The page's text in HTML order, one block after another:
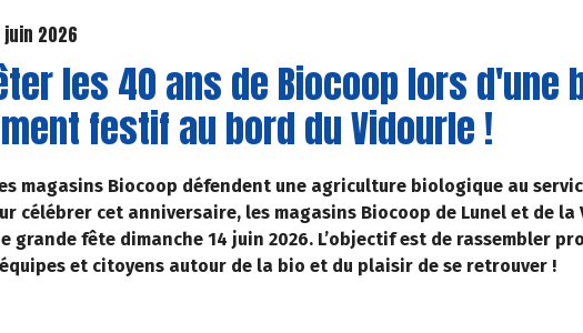
juin 2026
les 40 ans de Biocoop lors d'une
festif au bord du Vidourle !
magasins Biocoop défendent une agriculture biologique au
célébrer cet anniversaire, les magasins Biocoop de Lunel et de la
grande fête dimanche 14 juin 2026. L’objectif est de rassembler
et citoyens autour de la bio et du plaisir de se retrouver !